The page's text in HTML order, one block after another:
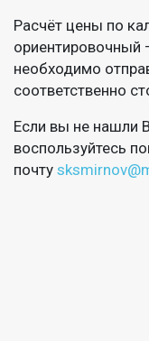
Расчёт цены по
необходимо
соответственно
Если вы не нашли
воспользуйтесь
почту